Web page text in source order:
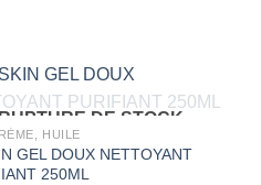
RUPTURE DE STOCK
HUILE
GEL DOUX NETTOYANT
250ML